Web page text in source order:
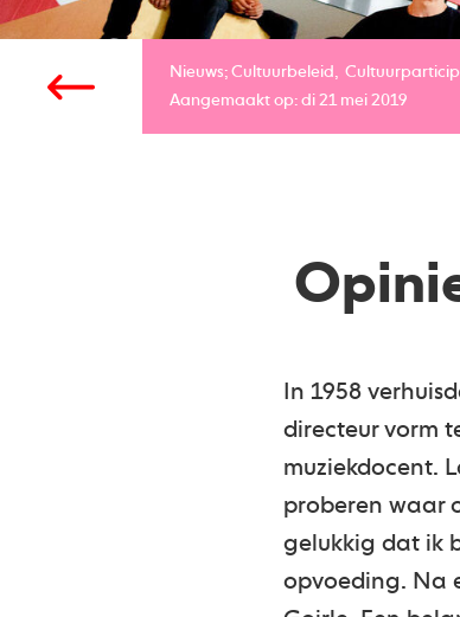
Nieuws; Cultuurbeleid
Aangemaakt op: di 21 mei 2019
In 1958
directeur vorm
muziekdocent.
proberen waar
gelukkig dat ik
opvoeding. Na